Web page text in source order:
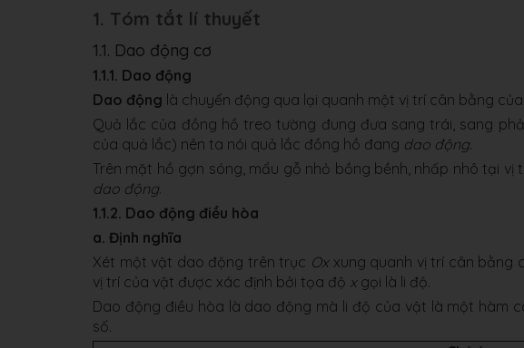
1. Tóm tắt lí thuyết
1.1. Dao động cơ
1.1.1. Dao động
Dao động là chuyển động qua lại quanh một vị trí cân bằng
Quả lắc của đồng hồ treo tường đung đưa sang trái, sang
của quả lắc) nên ta nói quả lắc đồng hồ đang dao động.
Trên mặt hồ gợn sóng, mẩu gỗ nhỏ bồng bềnh, nhấp nhô tại
dao động.
1.1.2. Dao động điều hòa
a. Định nghĩa
Xét một vật dao động trên trục Oxxung quanh vị trí cân bằng
vị trí của vật được xác định bởi tọa độ xgọi là li độ.
Dao động điều hòa là dao động mà li độ của vật là một hàm
số.